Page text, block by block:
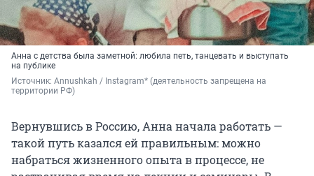
Анна с детства была заметной: любила петь, танцевать и выступать
на публике
Источник: Annushkah / Instagram* (деятельность запрещена на
территории РФ)
Вернувшись в Россию, Анна начала работать —
такой путь казался ей правильным: можно
набраться жизненного опыта в процессе, не